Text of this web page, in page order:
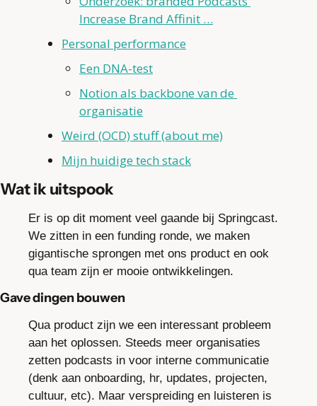
Increase Brand Affinit …
Personal performance
Een DNA-test
Notion als backbone van de
organisatie
Weird (OCD) stuff (about me)
Mijn huidige tech stack
Wat ik uitspook
Er is op dit moment veel gaande bij Springcast.
We zitten in een funding ronde, we maken
gigantische sprongen met ons product en ook
qua team zijn er mooie ontwikkelingen.
Gave dingen bouwen
Qua product zijn we een interessant probleem
aan het oplossen. Steeds meer organisaties
zetten podcasts in voor interne communicatie
(denk aan onboarding, hr, updates, projecten,
cultuur, etc). Maar verspreiding en luisteren is